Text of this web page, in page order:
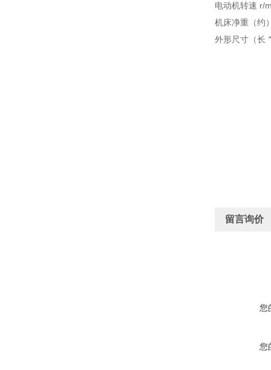
电动机转速 r/
机床净重（约
外形尺寸（长
留言询价
您
您